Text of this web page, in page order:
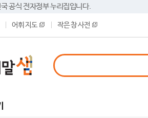
공식 전자정부 누리집입니다.
어휘 지도 작은 창 사전